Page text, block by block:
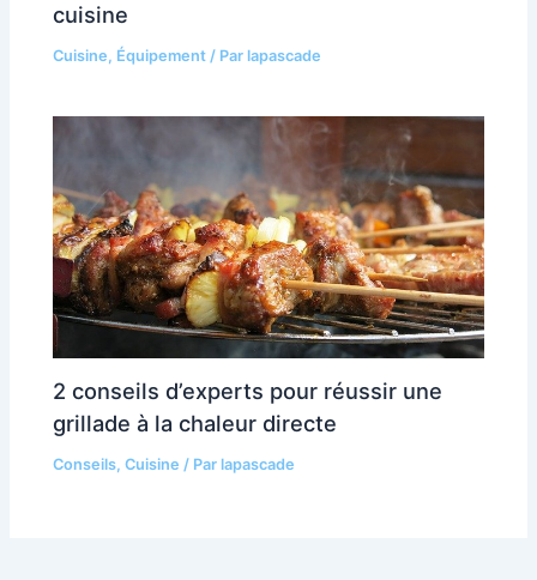
cuisine
Cuisine, Équipement / Par lapascade
2 conseils d’experts pour réussir une
grillade à la chaleur directe
Conseils,Cuisine / Par lapascade